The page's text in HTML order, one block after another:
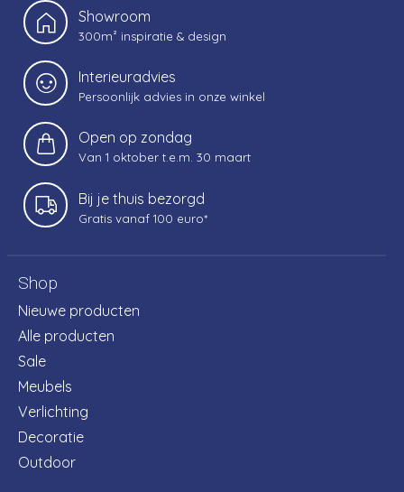
Showroom
300m² inspiratie & design
Interieuradvies
Persoonlijk advies in onze winkel
Open op zondag
Van 1 oktober t.e.m. 30 maart
Bij je thuis bezorgd
Gratis vanaf 100 euro*
Shop
Nieuwe producten
Alle producten
Sale
Meubels
Verlichting
Decoratie
Outdoor